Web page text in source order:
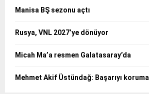
Manisa BŞ sezonu açtı
Rusya, VNL 2027’ye dönüyor
Micah Ma’a resmen Galatasaray’da
Mehmet Akif Üstündağ: Başarıyı